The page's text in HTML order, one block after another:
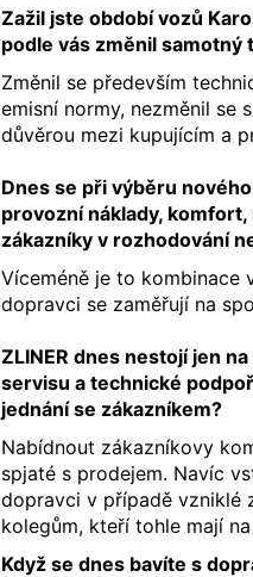
Zažil jste období vozů
podle vás změnil samotný
Změnil se především
emisní normy, nezměnil se
důvěrou mezi kupujícím a
Dnes se při výběru
provozní náklady,
zákazníky v rozhodování
Víceméně je to kombinace
dopravci se zaměřují na
ZLINER dnes nestojí jen
servisu a technické
jednání se zákazníkem?
Nabídnout zákazníkovy
spjaté s prodejem. Navíc
dopravci v případě vzniklé
kolegům, kteří tohle mají
Když se dnes bavíte s